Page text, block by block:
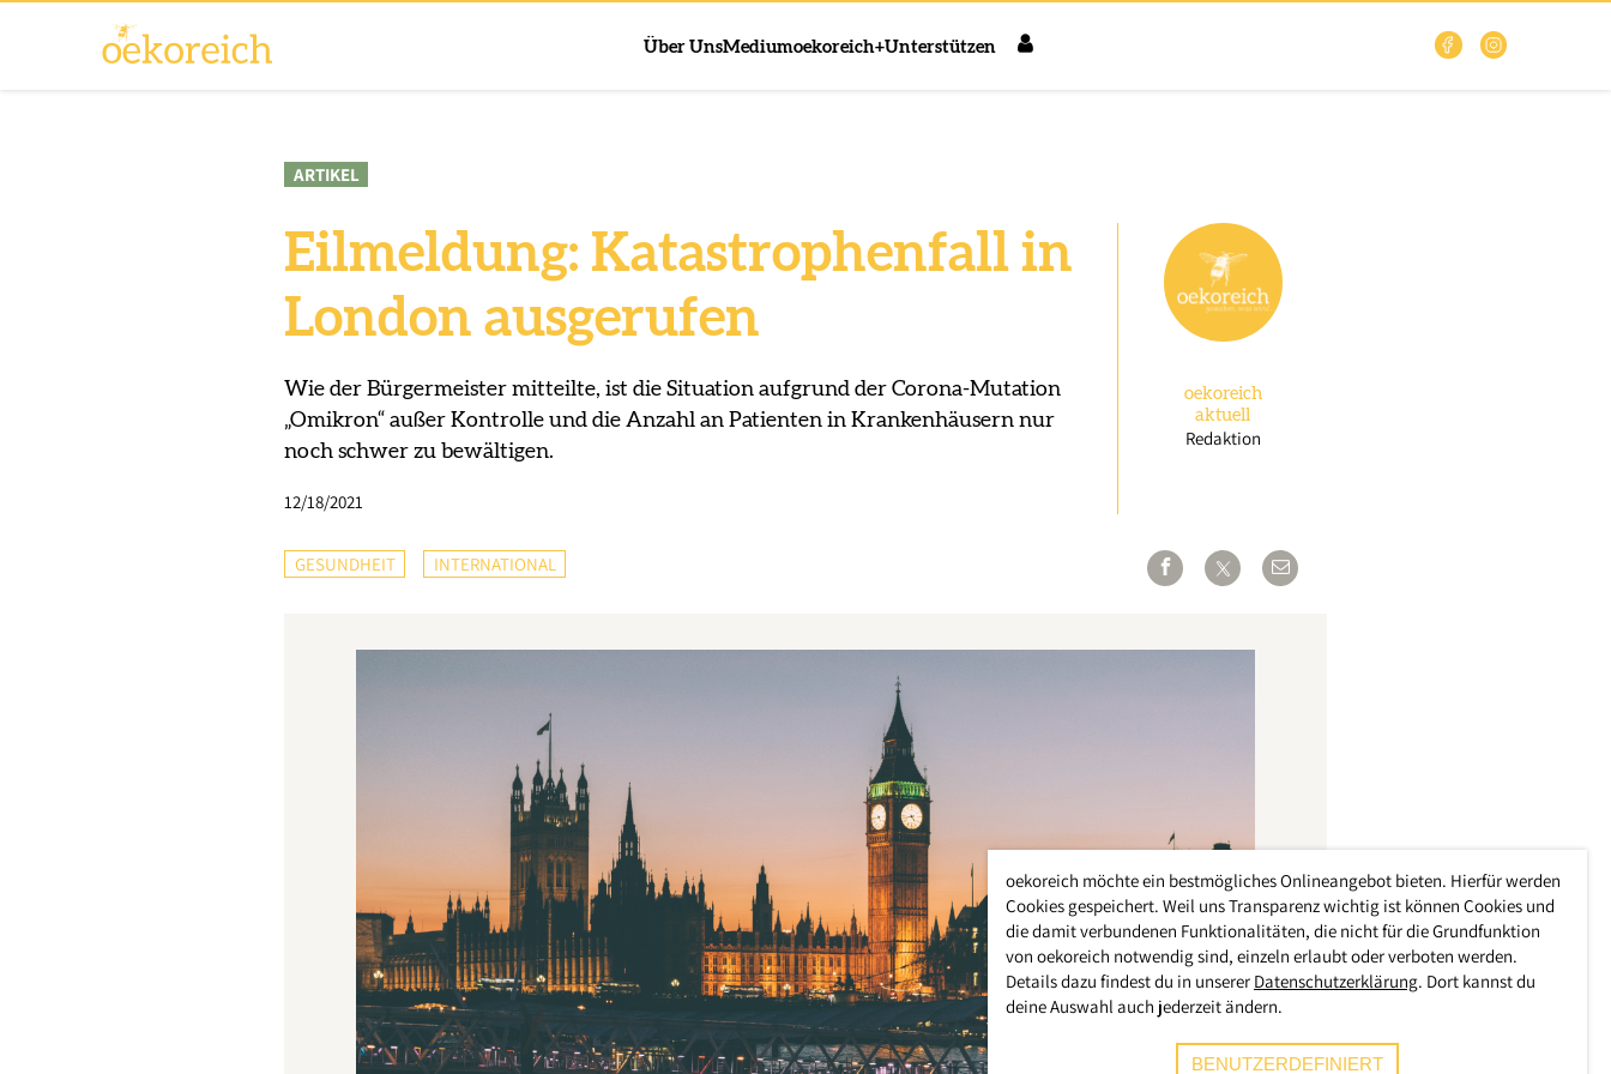
Über UnsMediumoekoreich+Unterstützen
ARTIKEL
Eilmeldung: Katastrophenfall in
London ausgerufen
Wie der Bürgermeister mitteilte, ist die Situation aufgrund der Corona-Mutation
„Omikron“ außer Kontrolle und die Anzahl an Patienten in Krankenhäusern nur
noch schwer zu bewältigen.
12/18/2021
oekoreich
aktuell
Redaktion
GESUNDHEIT INTERNATIONAL
oekoreich möchte ein bestmögliches Onlineangebot bieten. Hierfür werden
Cookies gespeichert. Weil uns Transparenz wichtig ist können Cookies und
die damit verbundenen Funktionalitäten, die nicht für die Grundfunktion
von oekoreich notwendig sind, einzeln erlaubt oder verboten werden.
Details dazu findest du in unserer Datenschutzerklärung. Dort kannst du
deine Auswahl auch jederzeit ändern.
BENUTZERDEFINIERT